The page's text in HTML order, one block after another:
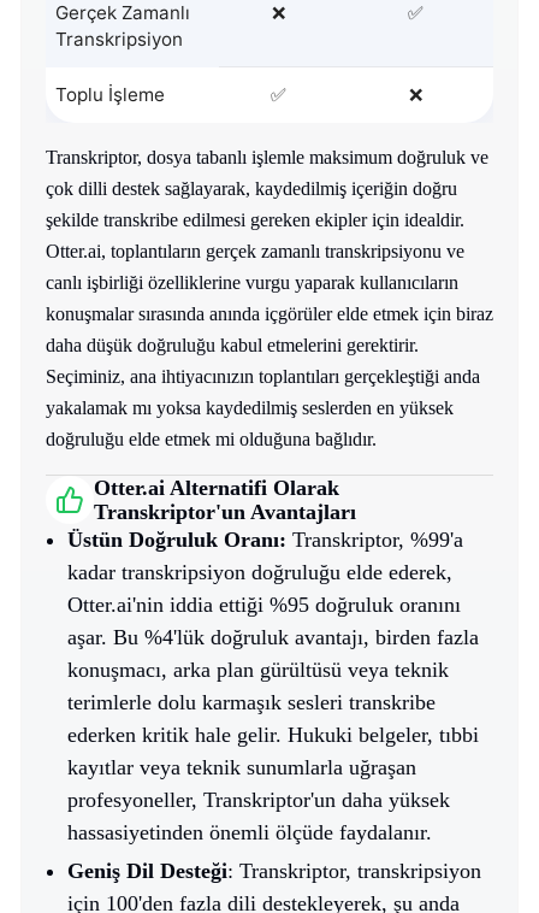
Gerçek Zamanlı
Transkripsiyon
❌ ✅
Toplu İşleme ✅ ❌
Transkriptor, dosya tabanlı işlemle maksimum doğruluk ve
çok dilli destek sağlayarak, kaydedilmiş içeriğin doğru
şekilde transkribe edilmesi gereken ekipler için idealdir.
Otter.ai, toplantıların gerçek zamanlı transkripsiyonu ve
canlı işbirliği özelliklerine vurgu yaparak kullanıcıların
konuşmalar sırasında anında içgörüler elde etmek için biraz
daha düşük doğruluğu kabul etmelerini gerektirir.
Seçiminiz, ana ihtiyacınızın toplantıları gerçekleştiği anda
yakalamak mı yoksa kaydedilmiş seslerden en yüksek
doğruluğu elde etmek mi olduğuna bağlıdır.
Otter.ai Alternatifi Olarak
Transkriptor'un Avantajları
Üstün Doğruluk Oranı: Transkriptor, %99'a
kadar transkripsiyon doğruluğu elde ederek,
Otter.ai'nin iddia ettiği %95 doğruluk oranını
aşar. Bu %4'lük doğruluk avantajı, birden fazla
konuşmacı, arka plan gürültüsü veya teknik
terimlerle dolu karmaşık sesleri transkribe
ederken kritik hale gelir. Hukuki belgeler, tıbbi
kayıtlar veya teknik sunumlarla uğraşan
profesyoneller, Transkriptor'un daha yüksek
hassasiyetinden önemli ölçüde faydalanır.
Geniş Dil Desteği: Transkriptor, transkripsiyon
için 100'den fazla dili destekleyerek, şu anda